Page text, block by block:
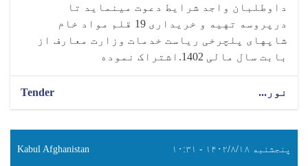
داوطلبان واجد شرایط دعوت مینماید تا
درپروسه تهیه و خریداری 19 قلم مواد خام
شاپهای پلچرخی ریاست خدمات وزارت معارف از
بابت سال مالی 1402.اشتراک نموده
نور... Tender
پنجشنبه ۱۴۰۲/۸/۱۸ - ۱۰:۳۱ Kabul Afghanistan